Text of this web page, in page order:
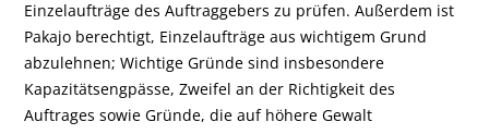
Einzelaufträge des Auftraggebers zu prüfen. Außerdem ist
Pakajo berechtigt, Einzelaufträge aus wichtigem Grund
abzulehnen; Wichtige Gründe sind insbesondere
Kapazitätsengpässe, Zweifel an der Richtigkeit des
Auftrages sowie Gründe, die auf höhere Gewalt